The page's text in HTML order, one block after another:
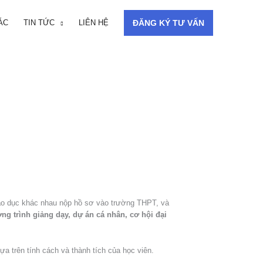
TIN TỨC LIÊN HỆ ĐĂNG KÝ TƯ VẤN
dục khác nhau nộp hồ sơ vào trường THPT, và
trình giảng dạy, dự án cá nhân, cơ hội đại
trên tính cách và thành tích của học viên.